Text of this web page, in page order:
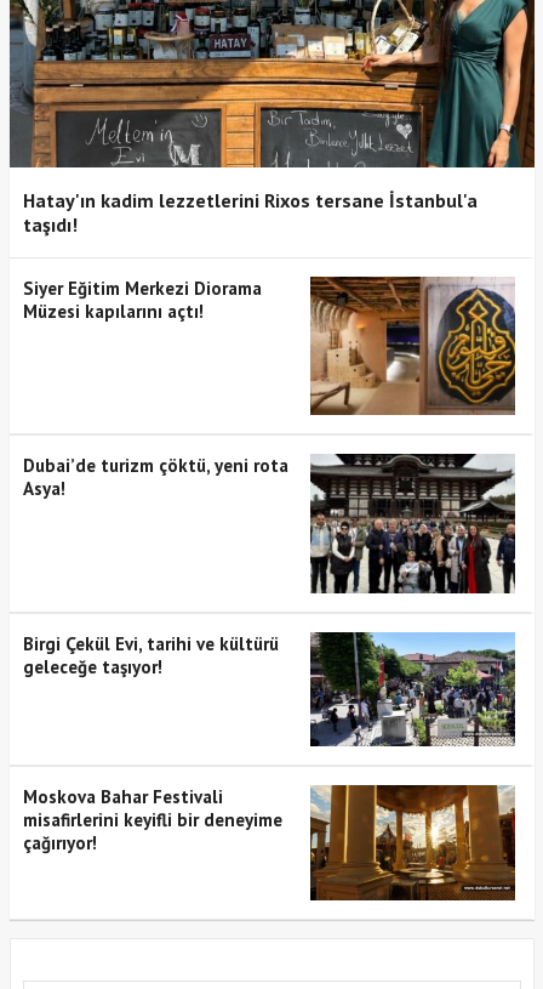
Hatay'ın kadim lezzetlerini Rixos tersane İstanbul'a
taşıdı!
Siyer Eğitim Merkezi Diorama
Müzesi kapılarını açtı!
Dubai’de turizm çöktü, yeni rota
Asya!
Birgi Çekül Evi, tarihi ve kültürü
geleceğe taşıyor!
Moskova Bahar Festivali
misafirlerini keyifli bir deneyime
çağırıyor!